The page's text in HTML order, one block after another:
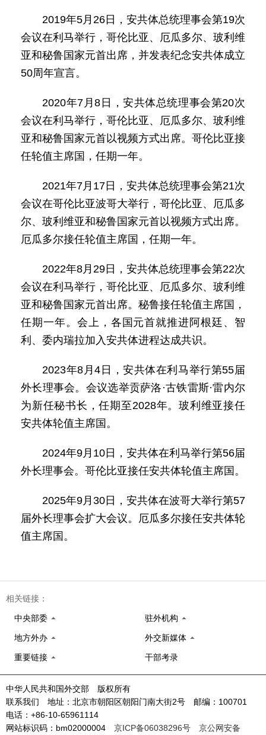
2019年5月26日，安共体总统理事会第19次
会议在利马举行，哥伦比亚、厄瓜多尔、玻利维
亚和秘鲁国家元首出席，并发表纪念安共体成立
50周年宣言。
2020年7月8日，安共体总统理事会第20次
会议在利马举行，哥伦比亚、厄瓜多尔、玻利维
亚和秘鲁国家元首以视频方式出席。哥伦比亚接
任轮值主席国，任期一年。
2021年7月17日，安共体总统理事会第21次
会议在哥伦比亚波哥大举行，哥伦比亚、厄瓜多
尔、玻利维亚和秘鲁国家元首以视频方式出席。
厄瓜多尔接任轮值主席国，任期一年。
2022年8月29日，安共体总统理事会第22次
会议在利马举行，哥伦比亚、厄瓜多尔、玻利维
亚和秘鲁国家元首出席。秘鲁接任轮值主席国，
任期一年。会上，各国元首就推进阿根廷、智
利、委内瑞拉加入安共体进程达成共识。
2023年8月4日，安共体在利马举行第55届
外长理事会。会议选举贡萨洛·古铁雷斯·雷内尔
为新任秘书长，任期至2028年。玻利维亚接任
安共体轮值主席国。
2024年9月10日，安共体在利马举行第56届
外长理事会。哥伦比亚接任安共体轮值主席国。
2025年9月30日，安共体在波哥大举行第57
届外长理事会扩大会议。厄瓜多尔接任安共体轮
值主席国。
相关链接：
中央部委 驻外机构
地方外办 外交新媒体
重要链接 干部考录
中华人民共和国外交部 版权所有
联系我们 地址：北京市朝阳区朝阳门南大街2号 邮编：100701
电话：+86-10-65961114
网站标识码：bm02000004 京ICP备06038296号 京公网安备